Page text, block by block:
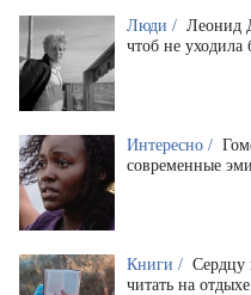
Люди / Леонид
чтоб не
Интересно /
современные
Книги / Сердцу
читать на отдыхе